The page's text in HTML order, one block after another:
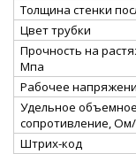
Толщина стенки
Цвет трубки
Прочность на
Мпа
Рабочее
Удельное
сопротивление,
Штрих-код